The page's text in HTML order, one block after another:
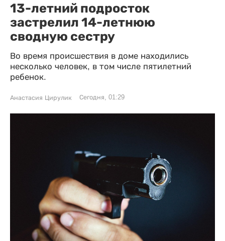
13-летний подросток
застрелил 14-летнюю
сводную сестру
Во время происшествия в доме находились
несколько человек, в том числе пятилетний
ребенок.
Анастасия Цирулик Сегодня, 01:29